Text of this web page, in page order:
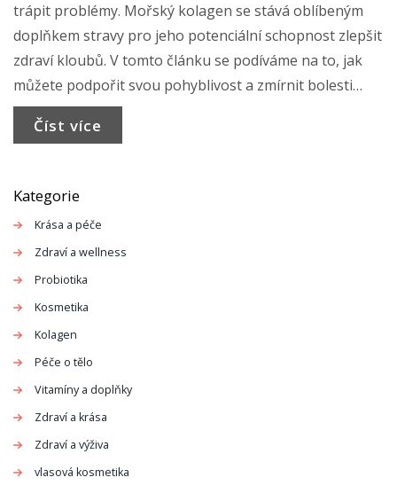
trápit problémy. Mořský kolagen se stává oblíbeným
doplňkem stravy pro jeho potenciální schopnost zlepšit
zdraví kloubů. V tomto článku se podíváme na to, jak
můžete podpořit svou pohyblivost a zmírnit bolesti
kloubů. Dozvíte se, co je mořský kolagen a jak ho
správně používat.
Číst více
Kategorie
Krása a péče
Zdraví a wellness
Probiotika
Kosmetika
Kolagen
Péče o tělo
Vitamíny a doplňky
Zdraví a krása
Zdraví a výživa
vlasová kosmetika